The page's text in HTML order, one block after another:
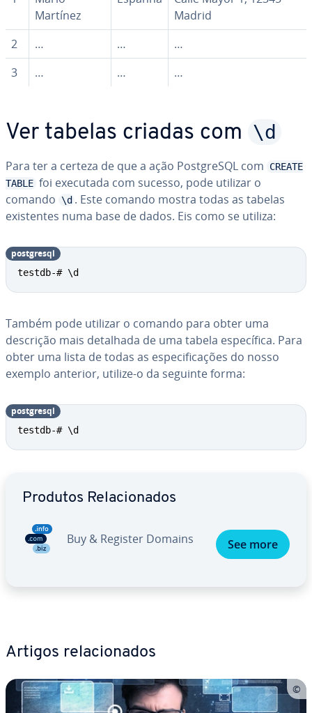
Martínez
Madrid
2
… …
…
3
… … …
Ver tabelas criadas com \d
Para ter a certeza de que a ação Post­greSQL com
CREATE
TABLE foi executada com sucesso, pode utilizar o
comando \d . Este comando mostra todas as tabelas
exis­ten­tes numa base de dados. Eis como se utiliza:
testdb-# \d
post­gresql
Também pode utilizar o comando para obter uma
descrição mais detalhada de uma tabela es­pe­cí­fica. Para
obter uma lista de todas as es­pe­ci­fi­ca­ções do nosso
exemplo anterior, utilize-o da seguinte forma:
testdb-# \d
post­gresql
Produtos Re­la­ci­o­na­dos
Buy & Register Domains See more
Artigos re­la­ci­o­na­dos